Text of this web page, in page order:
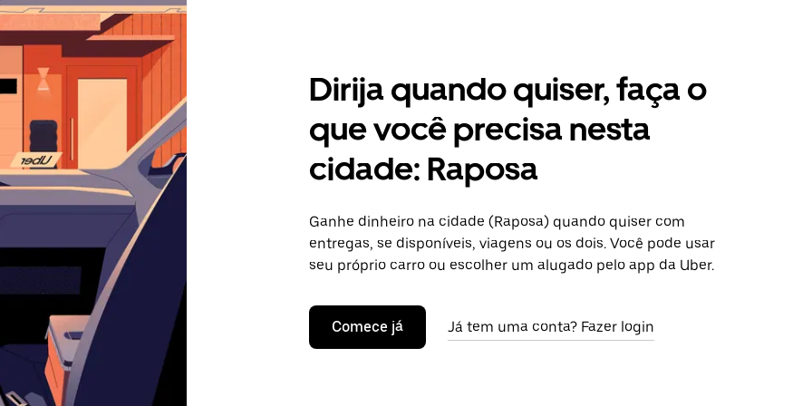
Dirija quando quiser, faça o
que você precisa nesta
cidade: Raposa
Ganhe dinheiro na cidade (Raposa) quando quiser com
entregas, se disponíveis, viagens ou os dois. Você pode usar
seu próprio carro ou escolher um alugado pelo app da Uber.
Comece já Já tem uma conta? Fazer login